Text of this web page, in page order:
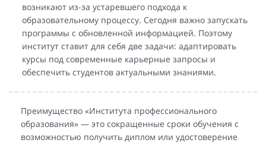
возникают из-за устаревшего подхода к
образовательному процессу. Сегодня важно запускать
программы с обновленной информацией. Поэтому
институт ставит для себя две задачи: адаптировать
курсы под современные карьерные запросы и
обеспечить студентов актуальными знаниями.
Преимущество «Института профессионального
образования» — это сокращенные сроки обучения с
возможностью получить диплом или удостоверение